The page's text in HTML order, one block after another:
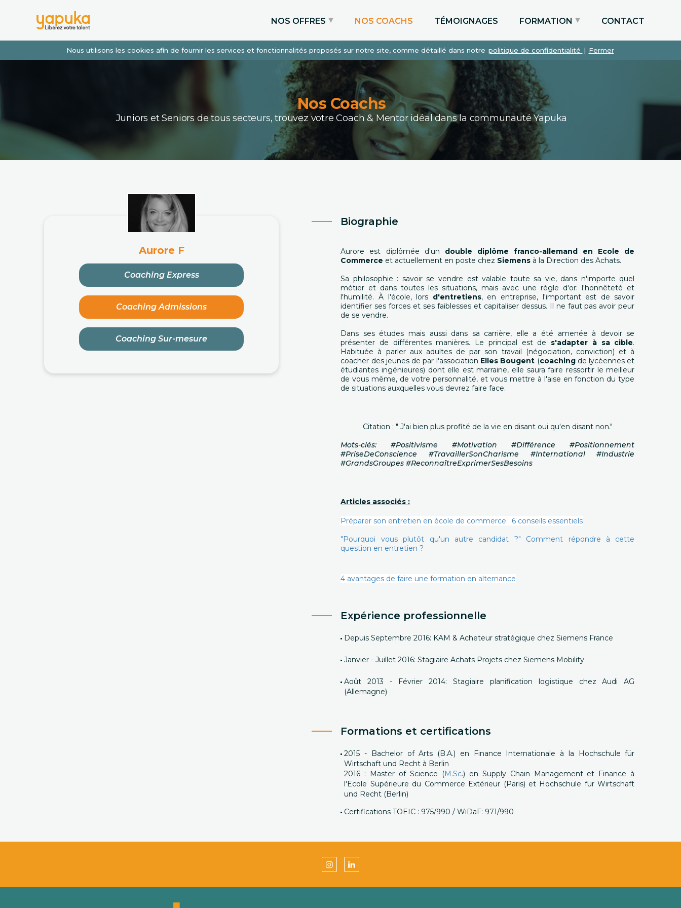
Nous utilisons les cookies afin de fournir les services et fonctionnalités proposés sur notre site, comme détaillé dans notre politique de confidentialité | Fermer
NOS OFFRES
Coaching Express
Coaching Admissions
Coaching Sur-mesure
NOS COACHS TÉMOIGNAGES FORMATION
Particuliers via le CPF
Etudiants
Entreprises
CONTACT
Nos Coachs
Juniors et Seniors de tous secteurs, trouvez votre Coach & Mentor idéal dans la communauté Yapuka
Aurore F
Coaching Express
Coaching Admissions
Coaching Sur-mesure
Biographie
Aurore est diplômée d'un double diplôme franco-allemand en Ecole de
Commerce et actuellement en poste chez Siemens à la Direction des Achats.
Sa philosophie : savoir se vendre est valable toute sa vie, dans n'importe quel
métier et dans toutes les situations, mais avec une règle d'or: l'honnêteté et
l'humilité. À l'école, lors d'entretiens, en entreprise, l'important est de savoir
identifier ses forces et ses faiblesses et capitaliser dessus. Il ne faut pas avoir peur
de se vendre.
Dans ses études mais aussi dans sa carrière, elle a été amenée à devoir se
présenter de différentes manières. Le principal est de s'adapter à sa cible.
Habituée à parler aux adultes de par son travail (négociation, conviction) et à
coacher des jeunes de par l'association Elles Bougent (coaching de lycéennes et
étudiantes ingénieures) dont elle est marraine, elle saura faire ressortir le meilleur
de vous même, de votre personnalité, et vous mettre à l'aise en fonction du type
de situations auxquelles vous devrez faire face.
Citation : " J'ai bien plus profité de la vie en disant oui qu'en disant non."
Mots-clés: #Positivisme #Motivation #Différence #Positionnement
#PriseDeConscience #TravaillerSonCharisme #International #Industrie
#GrandsGroupes #ReconnaîtreExprimerSesBesoins
Articles associés :
Préparer son entretien en école de commerce : 6 conseils essentiels
"Pourquoi vous plutôt qu'un autre candidat ?" Comment répondre à cette
question en entretien ?
4 avantages de faire une formation en alternance
Expérience professionnelle
Depuis Septembre 2016: KAM & Acheteur stratégique chez Siemens France
Janvier - Juillet 2016: Stagiaire Achats Projets chez Siemens Mobility
Août 2013 - Février 2014: Stagiaire planification logistique chez Audi AG
(Allemagne)
Formations et certifications
2015 - Bachelor of Arts (B.A.) en Finance Internationale à la Hochschule für
Wirtschaft und Recht à Berlin
2016 : Master of Science (M.Sc.) en Supply Chain Management et Finance à
l'Ecole Supérieure du Commerce Extérieur (Paris) et Hochschule für Wirtschaft
und Recht (Berlin)
Certifications TOEIC : 975/990 / WiDaF: 971/990